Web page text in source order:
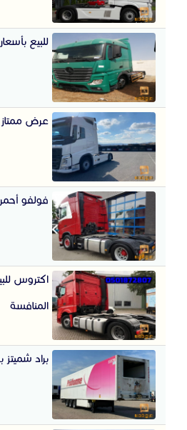
للبيع
عرض ممتاز
فولفو
اكتروس
المنافسة
براد شميتز